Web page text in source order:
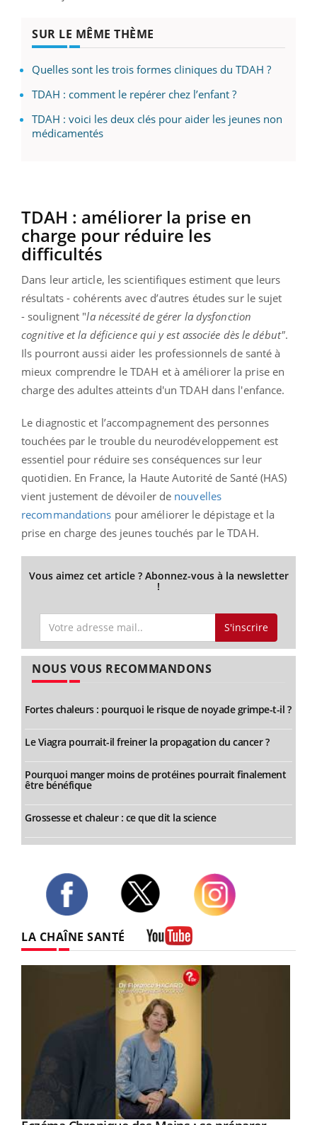
SUR LE MÊME THÈME
Quelles sont les trois formes cliniques du TDAH ?
TDAH : comment le repérer chez l’enfant ?
TDAH : voici les deux clés pour aider les jeunes non
médicamentés
TDAH : améliorer la prise en
charge pour réduire les
difficultés
Dans leur article, les scientifiques estiment que leurs
résultats - cohérents avec d’autres études sur le sujet
- soulignent "la nécessité de gérer la dysfonction
cognitive et la déficience qui y est associée dès le début".
Ils pourront aussi aider les professionnels de santé à
mieux comprendre le TDAH et à améliorer la prise en
charge des adultes atteints d'un TDAH dans l'enfance.
Le diagnostic et l’accompagnement des personnes
touchées par le trouble du neurodéveloppement est
essentiel pour réduire ses conséquences sur leur
quotidien. En France, la Haute Autorité de Santé (HAS)
vient justement de dévoiler de nouvelles
recommandations pour améliorer le dépistage et la
prise en charge des jeunes touchés par le TDAH.
Vous aimez cet article ? Abonnez-vous à la newsletter
!
S'inscrire
NOUS VOUS RECOMMANDONS
Fortes chaleurs : pourquoi le risque de noyade grimpe-t-il ?
Le Viagra pourrait-il freiner la propagation du cancer ?
Pourquoi manger moins de protéines pourrait finalement
être bénéfique
Grossesse et chaleur : ce que dit la science
LA CHAÎNE SANTÉ